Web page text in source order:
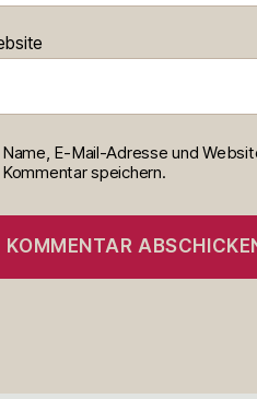
Name, E-Mail-Adresse und
Kommentar speichern.